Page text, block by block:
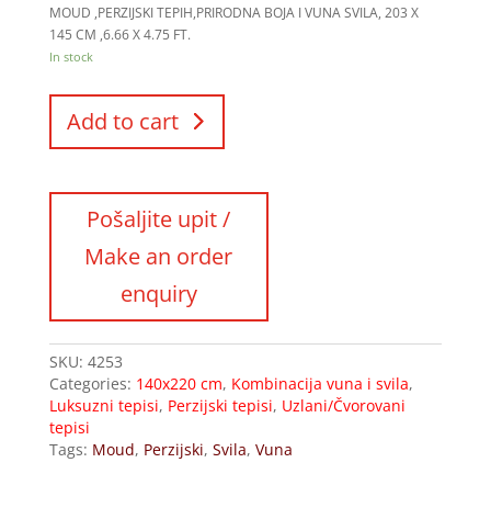
MOUD ,PERZIJSKI TEPIH,PRIRODNA BOJA I VUNA SVILA, 203 X
145 CM ,6.66 X 4.75 FT.
In stock
Add to cart
SKU: 4253
Categories: 140x220 cm, Kombinacija vuna i svila,
Luksuzni tepisi, Perzijski tepisi, Uzlani/Čvorovani
tepisi
Tags: Moud, Perzijski, Svila, Vuna